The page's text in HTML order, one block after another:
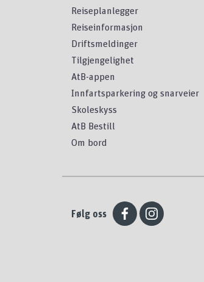
Reiseplanlegger
Reiseinformasjon
Driftsmeldinger
Tilgjengelighet
AtB-appen
Innfartsparkering og snarveier
Skoleskyss
AtB Bestill
Om bord
Følg oss